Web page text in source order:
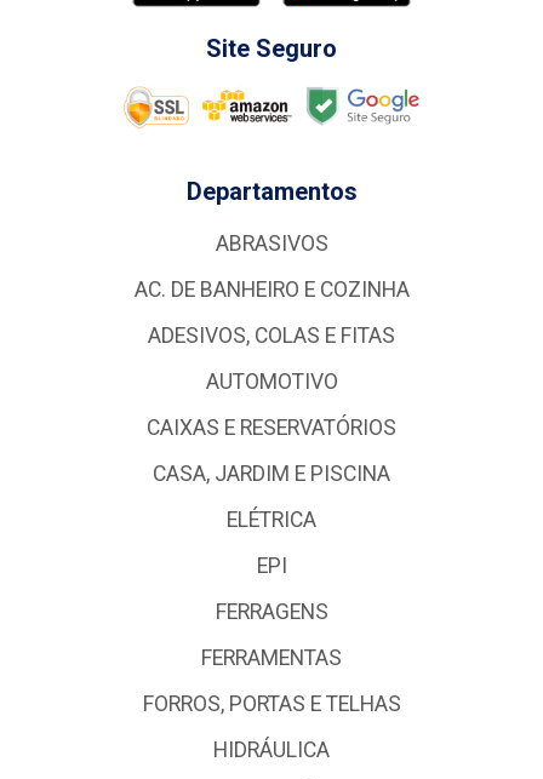
Site Seguro
Departamentos
ABRASIVOS
AC. DE BANHEIRO E COZINHA
ADESIVOS, COLAS E FITAS
AUTOMOTIVO
CAIXAS E RESERVATÓRIOS
CASA, JARDIM E PISCINA
ELÉTRICA
EPI
FERRAGENS
FERRAMENTAS
FORROS, PORTAS E TELHAS
HIDRÁULICA